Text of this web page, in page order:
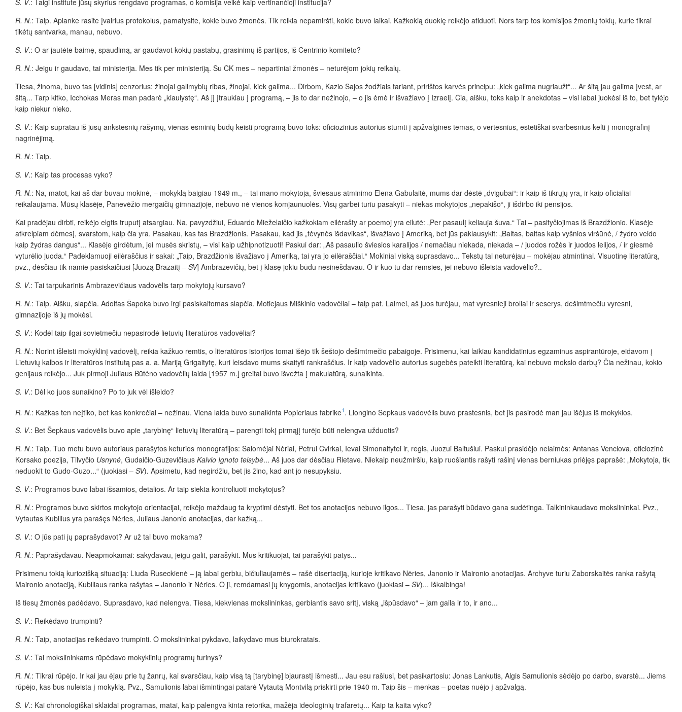
R. N.: Taip. Aplanke rasite įvairius protokolus, pamatysite, kokie buvo žmonės. Tik reikia nepamiršti, kokie buvo laikai. Kažkokią duoklę reikėjo atiduoti. Nors tarp tos komisijos žmonių tokių, kurie tikrai
tikėtų santvarka, manau, nebuvo.
S. V.: O ar jautėte baimę, spaudimą, ar gaudavot kokių pastabų, grasinimų iš partijos, iš Centrinio komiteto?
R. N.: Jeigu ir gaudavo, tai ministerija. Mes tik per ministeriją. Su CK mes – nepartiniai žmonės – neturėjom jokių reikalų.
Tiesa, žinoma, buvo tas [vidinis] cenzorius: žinojai galimybių ribas, žinojai, kiek galima... Dirbom, Kazio Sajos žodžiais tariant, pririštos karvės principu: „kiek galima nugriaužt“... Ar šitą jau galima įvest, ar
šitą... Tarp kitko, Icchokas Meras man padarė „kiaulystę“. Aš jį įtraukiau į programą, – jis to dar nežinojo, – o jis ėmė ir išvažiavo į Izraelį. Čia, aišku, toks kaip ir anekdotas – visi labai juokėsi iš to, bet tylėjo
kaip niekur nieko.
S. V.: Kaip supratau iš jūsų ankstesnių rašymų, vienas esminių būdų keisti programą buvo toks: oficiozinius autorius stumti į apžvalgines temas, o vertesnius, estetiškai svarbesnius kelti į monografinį
nagrinėjimą.
R. N.: Taip.
S. V.: Kaip tas procesas vyko?
R. N.: Na, matot, kai aš dar buvau mokinė, – mokyklą baigiau 1949 m., – tai mano mokytoja, šviesaus atminimo Elena Gabulaitė, mums dar dėstė „dvigubai“: ir kaip iš tikrųjų yra, ir kaip oficialiai
reikalaujama. Mūsų klasėje, Panevėžio mergaičių gimnazijoje, nebuvo nė vienos komjaunuolės. Visų garbei turiu pasakyti – niekas mokytojos „nepakišo“, ji išdirbo iki pensijos.
Kai pradėjau dirbti, reikėjo elgtis truputį atsargiau. Na, pavyzdžiui, Eduardo Mieželaičio kažkokiam eilėrašty ar poemoj yra eilutė: „Per pasaulį keliauja šuva.“ Tai – pasityčiojimas iš Brazdžionio. Klasėje
atkreipiam dėmesį, svarstom, kaip čia yra. Pasakau, kas tas Brazdžionis. Pasakau, kad jis „tėvynės išdavikas“, išvažiavo į Ameriką, bet jūs paklausykit: „Baltas, baltas kaip vyšnios viršūnė, / žydro veido
kaip žydras dangus“... Klasėje girdėtum, jei musės skristų, – visi kaip užhipnotizuoti! Paskui dar: „Aš pasaulio šviesios karalijos / nemačiau niekada, niekada – / juodos rožės ir juodos lelijos, / ir giesmė
vyturėlio juoda.“ Padeklamuoji eilėraščius ir sakai: „Taip, Brazdžionis išvažiavo į Ameriką, tai yra jo eilėraščiai.“ Mokiniai viską suprasdavo... Tekstų tai neturėjau – mokėjau atmintinai. Visuotinę literatūrą,
pvz., dėsčiau tik namie pasiskaičiusi [Juozą Brazaitį – SV] Ambrazevičių, bet į klasę jokiu būdu nesinešdavau. O ir kuo tu dar remsies, jei nebuvo išleista vadovėlio?..
S. V.: Tai tarpukarinis Ambrazevičiaus vadovėlis tarp mokytojų kursavo?
R. N.: Taip. Aišku, slapčia. Adolfas Šapoka buvo irgi pasiskaitomas slapčia. Motiejaus Miškinio vadovėliai – taip pat. Laimei, aš juos turėjau, mat vyresnieji broliai ir seserys, dešimtmečiu vyresni,
gimnazijoje iš jų mokėsi.
S. V.: Kodėl taip ilgai sovietmečiu nepasirodė lietuvių literatūros vadovėliai?
R. N.: Norint išleisti mokyklinį vadovėlį, reikia kažkuo remtis, o literatūros istorijos tomai išėjo tik šeštojo dešimtmečio pabaigoje. Prisimenu, kai laikiau kandidatinius egzaminus aspirantūroje, eidavom į
Lietuvių kalbos ir literatūros institutą pas a. a. Mariją Grigaitytę, kuri leisdavo mums skaityti rankraščius. Ir kaip vadovėlio autorius sugebės pateikti literatūrą, kai nebuvo mokslo darbų? Čia nežinau, kokio
genijaus reikėjo... Juk pirmoji Juliaus Būtėno vadovėlių laida [1957 m.] greitai buvo išvežta į makulatūrą, sunaikinta.
S. V.: Dėl ko juos sunaikino? Po to juk vėl išleido?
R. N.: Kažkas ten neįtiko, bet kas konkrečiai – nežinau. Viena laida buvo sunaikinta Popieriaus fabrike1. Liongino Šepkaus vadovėlis buvo prastesnis, bet jis pasirodė man jau išėjus iš mokyklos.
S. V.: Bet Šepkaus vadovėlis buvo apie „tarybinę“ lietuvių literatūrą – parengti tokį pirmąjį turėjo būti nelengva užduotis?
R. N.: Taip. Tuo metu buvo autoriaus parašytos keturios monografijos: Salomėjai Nėriai, Petrui Cvirkai, Ievai Simonaitytei ir, regis, Juozui Baltušiui. Paskui prasidėjo nelaimės: Antanas Venclova, oficiozinė
Korsako poezija, Tilvyčio Usnynė, Gudaičio-Guzevičiaus Kalvio Ignoto teisybė... Aš juos dar dėsčiau Rietave. Niekaip neužmiršiu, kaip ruošiantis rašyti rašinį vienas berniukas priėjęs paprašė: „Mokytoja, tik
neduokit to Gudo-Guzo...“ (juokiasi – SV). Apsimetu, kad negirdžiu, bet jis žino, kad ant jo nesupyksiu.
S. V.: Programos buvo labai išsamios, detalios. Ar taip siekta kontroliuoti mokytojus?
R. N.: Programos buvo skirtos mokytojo orientacijai, reikėjo maždaug ta kryptimi dėstyti. Bet tos anotacijos nebuvo ilgos... Tiesa, jas parašyti būdavo gana sudėtinga. Talkininkaudavo mokslininkai. Pvz.,
Vytautas Kubilius yra parašęs Nėries, Juliaus Janonio anotacijas, dar kažką...
S. V.: O jūs pati jų paprašydavot? Ar už tai buvo mokama?
R. N.: Paprašydavau. Neapmokamai: sakydavau, jeigu galit, parašykit. Mus kritikuojat, tai parašykit patys...
Prisimenu tokią kuriozišką situaciją: Liuda Ruseckienė – ją labai gerbiu, bičiuliaujamės – rašė disertaciją, kurioje kritikavo Nėries, Janonio ir Maironio anotacijas. Archyve turiu Zaborskaitės ranka rašytą
Maironio anotaciją, Kubiliaus ranka rašytas – Janonio ir Nėries. O ji, remdamasi jų knygomis, anotacijas kritikavo (juokiasi – SV)... Iškalbinga!
Iš tiesų žmonės padėdavo. Suprasdavo, kad nelengva. Tiesa, kiekvienas mokslininkas, gerbiantis savo sritį, viską „išpūsdavo“ – jam gaila ir to, ir ano...
S. V.: Reikėdavo trumpinti?
R. N.: Taip, anotacijas reikėdavo trumpinti. O mokslininkai pykdavo, laikydavo mus biurokratais.
S. V.: Tai mokslininkams rūpėdavo mokyklinių programų turinys?
R. N.: Tikrai rūpėjo. Ir kai jau ėjau prie tų žanrų, kai svarsčiau, kaip visą tą [tarybinę] bjaurastį išmesti... Jau esu rašiusi, bet pasikartosiu: Jonas Lankutis, Algis Samulionis sėdėjo po darbo, svarstė... Jiems
rūpėjo, kas bus nuleista į mokyklą. Pvz., Samulionis labai išmintingai patarė Vytautą Montvilą priskirti prie 1940 m. Taip šis – menkas – poetas nuėjo į apžvalgą.
S. V.: Kai chronologiškai sklaidai programas, matai, kaip palengva kinta retorika, mažėja ideologinių trafaretų... Kaip ta kaita vyko?